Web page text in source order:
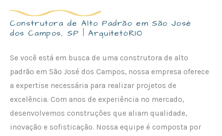
Construtora de Alto Padrão em São José
dos Campos, SP | ArquitetóRIO
Se você está em busca de uma construtora de alto
padrão em São José dos Campos, nossa empresa oferece
a expertise necessária para realizar projetos de
excelência. Com anos de experiência no mercado,
desenvolvemos construções que aliam qualidade,
inovação e sofisticação. Nossa equipe é composta por